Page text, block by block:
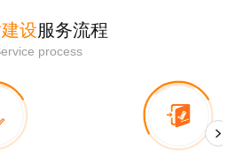
设服务流程
process